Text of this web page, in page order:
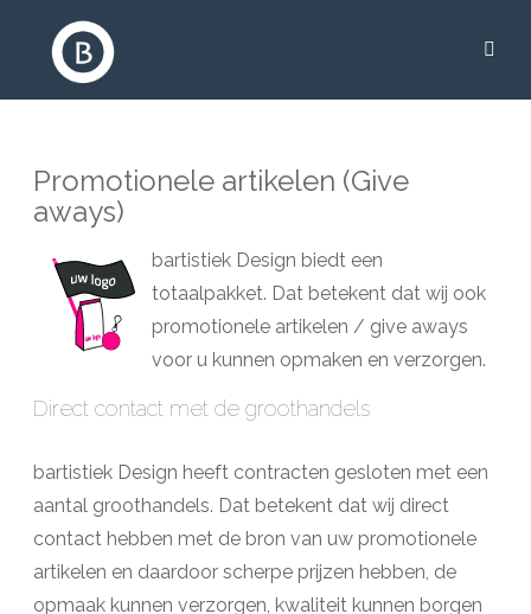
Promotionele artikelen (Give
aways)
bartistiek Design biedt een
totaalpakket. Dat betekent dat wij ook
promotionele artikelen / give aways
voor u kunnen opmaken en verzorgen.
Direct contact met de groothandels
bartistiek Design heeft contracten gesloten met een
aantal groothandels. Dat betekent dat wij direct
contact hebben met de bron van uw promotionele
artikelen en daardoor scherpe prijzen hebben, de
opmaak kunnen verzorgen, kwaliteit kunnen borgen